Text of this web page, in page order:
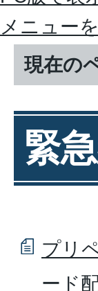
メニュー
現在の
緊
プリ
ード